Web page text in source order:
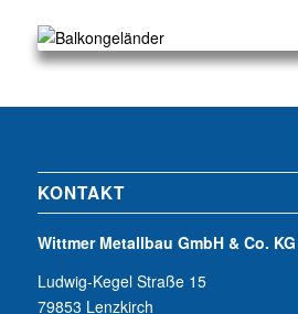
KONTAKT
Wittmer Metallbau GmbH & Co. KG
Ludwig-Kegel Straße 15
79853 Lenzkirch